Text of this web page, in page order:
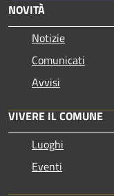
NOVITÀ
Notizie
Comunicati
Avvisi
VIVERE IL COMUNE
Luoghi
Eventi